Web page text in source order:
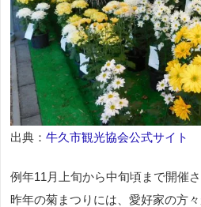
出典： 牛久市観光協会公式サイト
例年11月上旬から中旬頃まで開催
昨年の菊まつりには、愛好家の方